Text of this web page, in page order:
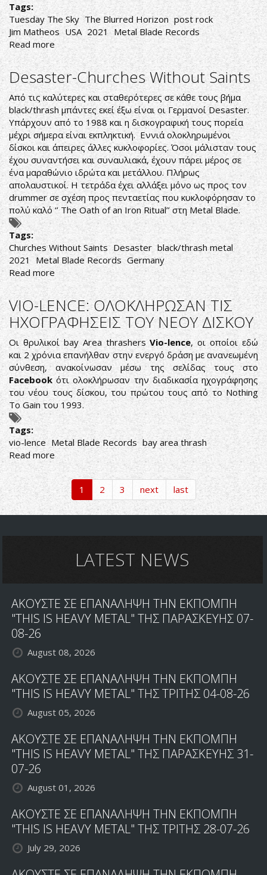
Tags:
Tuesday The Sky The Blurred Horizon post rock
Jim Matheos USA 2021 Metal Blade Records
Read more about
Tuesday
The
Sky
–
The
Blurred
Horizon
Desaster-Churches Without Saints
Από τις καλύτερες και σταθερότερες σε κάθε τους βήμα
black/thrash μπάντες εκεί έξω είναι οι Γερμανοί Desaster.
Υπάρχουν από το 1988 και η δισκογραφική τους πορεία
μέχρι σήμερα είναι εκπληκτική. Εννιά ολοκληρωμένοι
δίσκοι και άπειρες άλλες κυκλοφορίες. Όσοι μάλισταν τους
έχου συναντήσει και συναυλιακά, έχουν πάρει μέρος σε
ένα μαραθώνιο ιδρώτα και μετάλλου. Πλήρως
απολαυστικοί. Η τετράδα έχει αλλάξει μόνο ως προς τον
drummer σε σχέση προς πενταετίας που κυκλοφόρησαν το
πολύ καλό ‘’ The Oath of an Iron Ritual’’ στη Metal Blade.
Tags:
Churches Without Saints Desaster black/thrash metal
2021 Metal Blade Records Germany
Read more about
Desaster-
Churches
Without
Saints
VIO-LENCE: ΟΛΟΚΛΗΡΩΣΑΝ ΤΙΣ
ΗΧΟΓΡΑΦΗΣΕΙΣ ΤΟΥ ΝΕΟΥ ΔΙΣΚΟΥ
Οι θρυλικοί bay Area thrashers Vio-lence, οι οποίοι εδώ
και 2 χρόνια επανήλθαν στην ενεργό δράση με ανανεωμένη
σύνθεση, ανακοίνωσαν μέσω της σελίδας τους στο
Facebookότι ολοκλήρωσαν την διαδικασία ηχογράφησης
του νέου τους δίσκου, του πρώτου τους από το Nothing
To Gain του 1993.
Tags:
vio-lence Metal Blade Records bay area thrash
Read moreabout
VIO-
LENCE:
ΟΛΟΚΛΗΡΩΣΑΝ
ΤΙΣ
ΗΧΟΓΡΑΦΗΣΕΙΣ
ΔΙΣΚΟΥ
1 2 3 next last
LATEST NEWS
ΑΚΟΥΣΤΕ ΣΕ ΕΠΑΝΑΛΗΨΗ ΤΗΝ ΕΚΠΟΜΠΗ
"THIS IS HEAVY METAL" ΤΗΣ ΠΑΡΑΣΚΕΥΗΣ 07-
08-26
August 08, 2026
ΑΚΟΥΣΤΕ ΣΕ ΕΠΑΝΑΛΗΨΗ ΤΗΝ ΕΚΠΟΜΠΗ
"THIS IS HEAVY METAL" ΤΗΣ ΤΡΙΤΗΣ 04-08-26
August 05, 2026
ΑΚΟΥΣΤΕ ΣΕ ΕΠΑΝΑΛΗΨΗ ΤΗΝ ΕΚΠΟΜΠΗ
"THIS IS HEAVY METAL" ΤΗΣ ΠΑΡΑΣΚΕΥΗΣ 31-
07-26
August 01, 2026
ΑΚΟΥΣΤΕ ΣΕ ΕΠΑΝΑΛΗΨΗ ΤΗΝ ΕΚΠΟΜΠΗ
"THIS IS HEAVY METAL" ΤΗΣ ΤΡΙΤΗΣ 28-07-26
July 29, 2026